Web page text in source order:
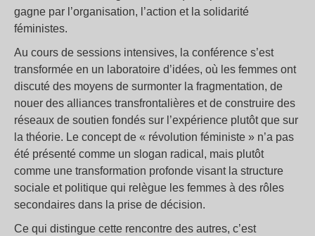
gagne par l’organisation, l’action et la solidarité
féministes.
Au cours de sessions intensives, la conférence s’est
transformée en un laboratoire d’idées, où les femmes ont
discuté des moyens de surmonter la fragmentation, de
nouer des alliances transfrontalières et de construire des
réseaux de soutien fondés sur l’expérience plutôt que sur
la théorie. Le concept de « révolution féministe » n’a pas
été présenté comme un slogan radical, mais plutôt
comme une transformation profonde visant la structure
sociale et politique qui relègue les femmes à des rôles
secondaires dans la prise de décision.
Ce qui distingue cette rencontre des autres, c’est